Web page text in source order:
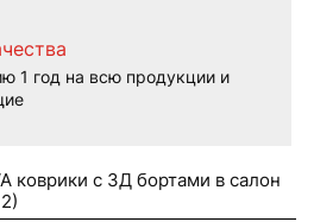
1 год на всю продукции и
коврики c 3Д бортами в салон